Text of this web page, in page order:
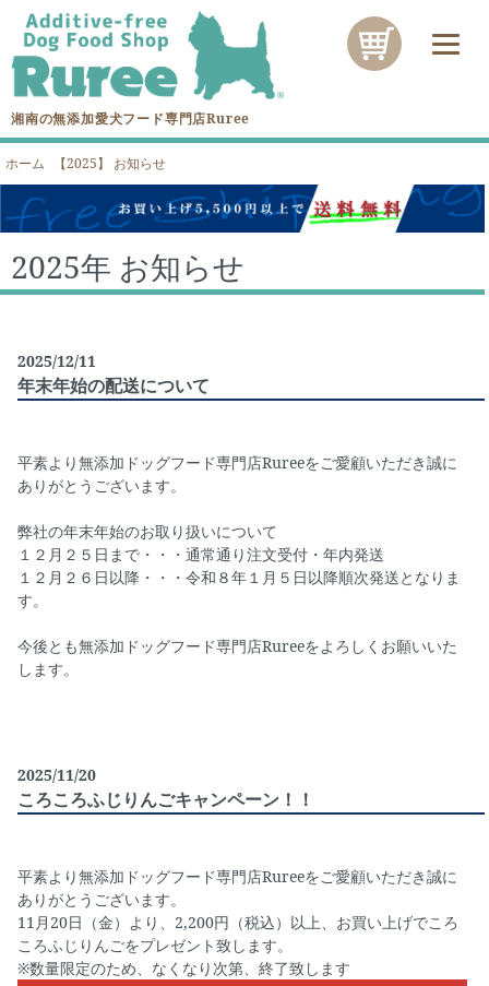
湘南の無添加愛犬フード専門店Ruree
ホーム 【2025】 お知らせ
2025年 お知らせ
2025/12/11
年末年始の配送について
平素より無添加ドッグフード専門店Rureeをご愛顧いただき誠に
ありがとうございます。
弊社の年末年始のお取り扱いについて
１２月２５日まで・・・通常通り注文受付・年内発送
１２月２６日以降・・・令和８年１月５日以降順次発送となりま
す。
今後とも無添加ドッグフード専門店Rureeをよろしくお願いいた
します。
2025/11/20
ころころふじりんごキャンペーン！！
平素より無添加ドッグフード専門店Rureeをご愛顧いただき誠に
ありがとうございます。
11月20日（金）より、2,200円（税込）以上、お買い上げでころ
ころふじりんごをプレゼント致します。
※数量限定のため、なくなり次第、終了致します